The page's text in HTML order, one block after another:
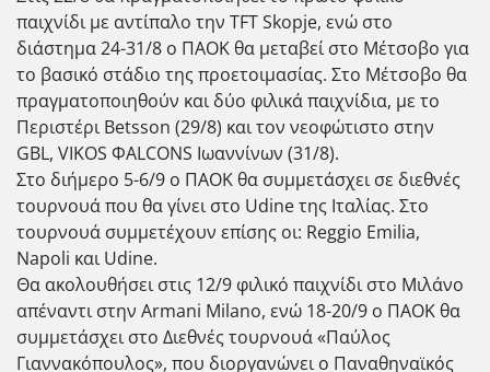
παιχνίδι με αντίπαλο την ΤFT Skopje, ενώ στο
διάστημα 24-31/8 ο ΠΑΟΚ θα μεταβεί στο Μέτσοβο για
το βασικό στάδιο της προετοιμασίας. Στο Μέτσοβο θα
πραγματοποιηθούν και δύο φιλικά παιχνίδια, με το
Περιστέρι Betsson (29/8) και τον νεοφώτιστο στην
GBL, VIKOS ΦALCONS Ιωαννίνων (31/8).
Στο διήμερο 5-6/9 ο ΠΑΟΚ θα συμμετάσχει σε διεθνές
τουρνουά που θα γίνει στο Udine της Ιταλίας. Στο
τουρνουά συμμετέχουν επίσης οι: Reggio Emilia,
Napoli και Udine.
Θα ακολουθήσει στις 12/9 φιλικό παιχνίδι στο Μιλάνο
απέναντι στην Armani Milano, ενώ 18-20/9 ο ΠΑΟΚ θα
συμμετάσχει στο Διεθνές τουρνουά «Παύλος
Γιαννακόπουλος», που διοργανώνει ο Παναθηναϊκός